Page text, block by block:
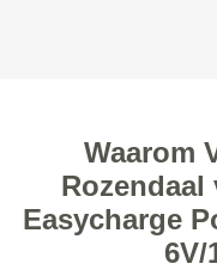
Waarom
Easycharge
6V/